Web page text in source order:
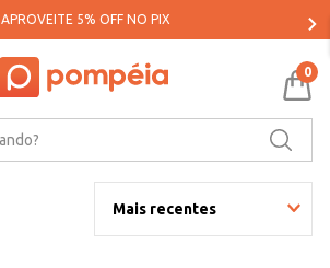
APROVEITE 5% OFF NO PIX
0
Mais recentes